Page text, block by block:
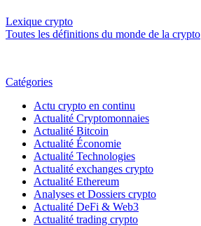
Lexique crypto
Toutes les définitions du monde de la crypto
Catégories
Actu crypto en continu
Actualité Cryptomonnaies
Actualité Bitcoin
Actualité Économie
Actualité Technologies
Actualité exchanges crypto
Actualité Ethereum
Analyses et Dossiers crypto
Actualité DeFi & Web3
Actualité trading crypto